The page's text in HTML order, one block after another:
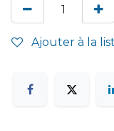
Ajouter à la